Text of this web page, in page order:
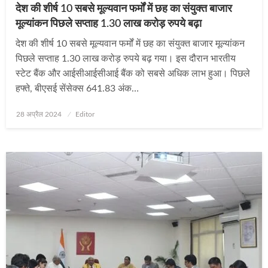
देश की शीर्ष 10 सबसे मूल्यवान फर्मों में छह का संयुक्त बाजार
मूल्यांकन पिछले सप्ताह 1.30 लाख करोड़ रुपये बढ़ा
देश की शीर्ष 10 सबसे मूल्यवान फर्मों में छह का संयुक्त बाजार मूल्यांकन
पिछले सप्ताह 1.30 लाख करोड़ रुपये बढ़ गया। इस दौरान भारतीय
स्टेट बैंक और आईसीआईसीआई बैंक को सबसे अधिक लाभ हुआ। पिछले
हफ्ते, बीएसई सेंसेक्स 641.83 अंक…
Posted
28 अप्रैल 2024 Editor